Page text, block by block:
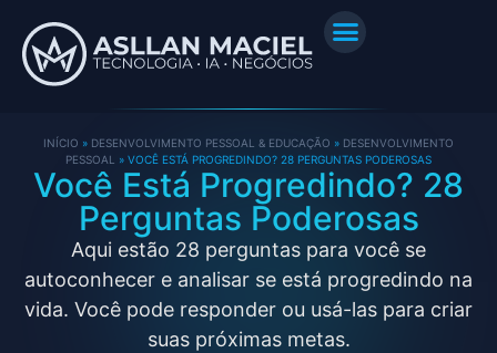
INÍCIO » DESENVOLVIMENTO PESSOAL & EDUCAÇÃO » DESENVOLVIMENTO
PESSOAL
» VOCÊ ESTÁ PROGREDINDO? 28 PERGUNTAS PODEROSAS
Você Está Progredindo? 28
Perguntas Poderosas
Aqui estão 28 perguntas para você se
autoconhecer e analisar se está progredindo na
vida. Você pode responder ou usá-las para criar
suas próximas metas.